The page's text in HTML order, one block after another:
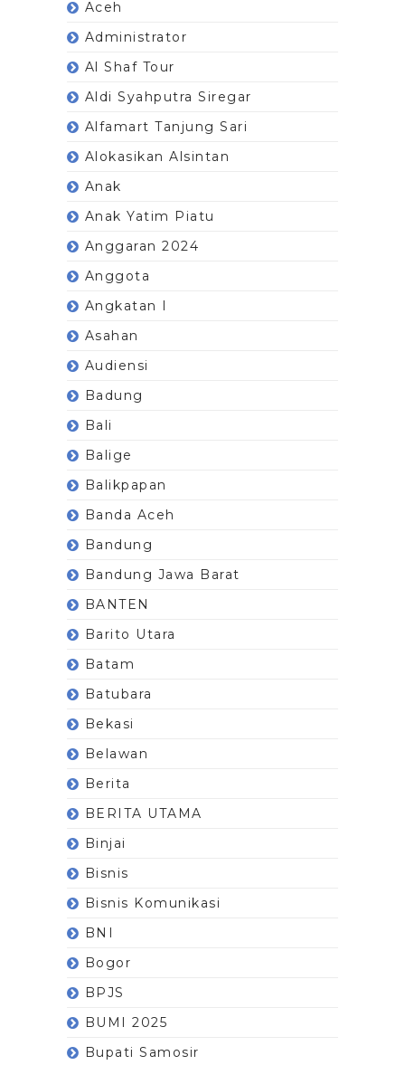
Aceh
Administrator
Al Shaf Tour
Aldi Syahputra Siregar
Alfamart Tanjung Sari
Alokasikan Alsintan
Anak
Anak Yatim Piatu
Anggaran 2024
Anggota
Angkatan I
Asahan
Audiensi
Badung
Bali
Balige
Balikpapan
Banda Aceh
Bandung
Bandung Jawa Barat
BANTEN
Barito Utara
Batam
Batubara
Bekasi
Belawan
Berita
BERITA UTAMA
Binjai
Bisnis
Bisnis Komunikasi
BNI
Bogor
BPJS
BUMI 2025
Bupati Samosir